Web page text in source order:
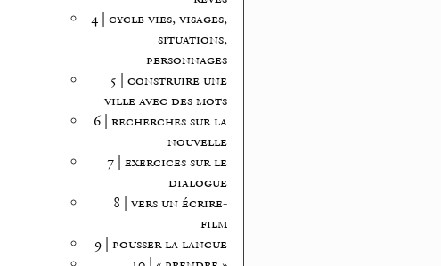
4 | cycle vies, visages,
situations,
personnages
5 | construire une
ville avec des mots
6 | recherches sur la
nouvelle
7 | exercices sur le
dialogue
8 | vers un écrire-
film
9 | pousser la langue